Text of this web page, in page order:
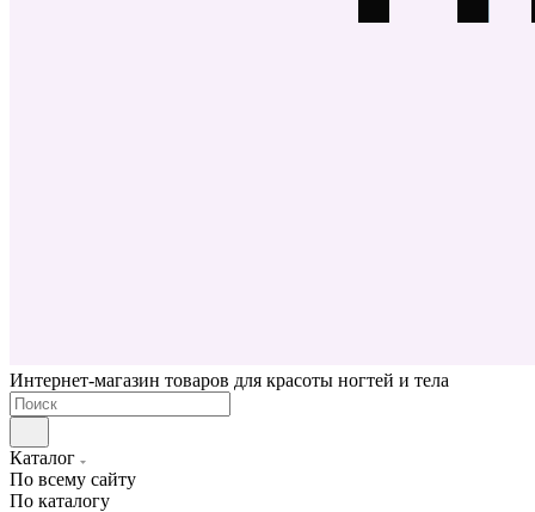
Интернет-магазин товаров для красоты ногтей и тела
Каталог
По всему сайту
По каталогу